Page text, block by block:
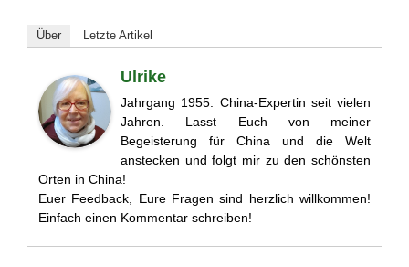
Über Letzte Artikel
Ulrike
Jahrgang 1955. China-Expertin seit vielen
Jahren. Lasst Euch von meiner
Begeisterung für China und die Welt
anstecken und folgt mir zu den schönsten
Orten in China!
Euer Feedback, Eure Fragen sind herzlich willkommen!
Einfach einen Kommentar schreiben!